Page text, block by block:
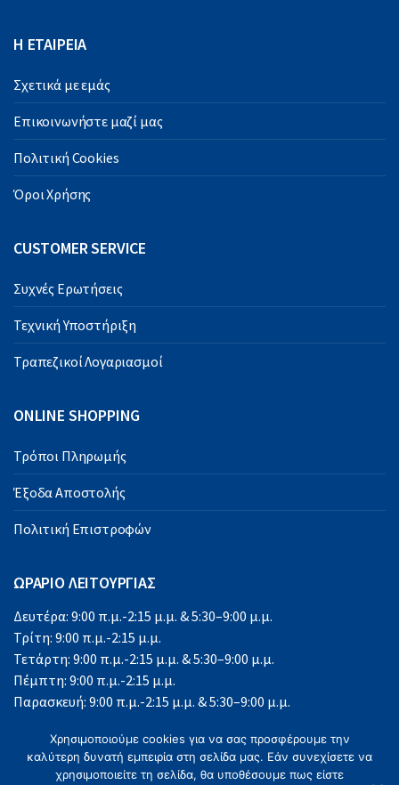
Η ΕΤΑΙΡΕΙΑ
Σχετικά με εμάς
Επικοινωνήστε μαζί μας
Πολιτική Cookies
Όροι Χρήσης
CUSTOMER SERVICE
Συχνές Ερωτήσεις
Τεχνική Υποστήριξη
Τραπεζικοί Λογαριασμοί
ONLINE SHOPPING
Τρόποι Πληρωμής
Έξοδα Αποστολής
Πολιτική Επιστροφών
ΩΡΑΡΙΟ ΛΕΙΤΟΥΡΓΙΑΣ
Δευτέρα: 9:00 π.μ.-2:15 μ.μ. & 5:30–9:00 μ.μ.
Τρίτη: 9:00 π.μ.-2:15 μ.μ.
Τετάρτη: 9:00 π.μ.-2:15 μ.μ. & 5:30–9:00 μ.μ.
Πέμπτη: 9:00 π.μ.-2:15 μ.μ.
Παρασκευή: 9:00 π.μ.-2:15 μ.μ. & 5:30–9:00 μ.μ.
Κυριακή: Κλειστά
Χρησιμοποιούμε cookies για να σας προσφέρουμε την
καλύτερη δυνατή εμπειρία στη σελίδα μας. Εάν συνεχίσετε να
χρησιμοποιείτε τη σελίδα, θα υποθέσουμε πως είστε